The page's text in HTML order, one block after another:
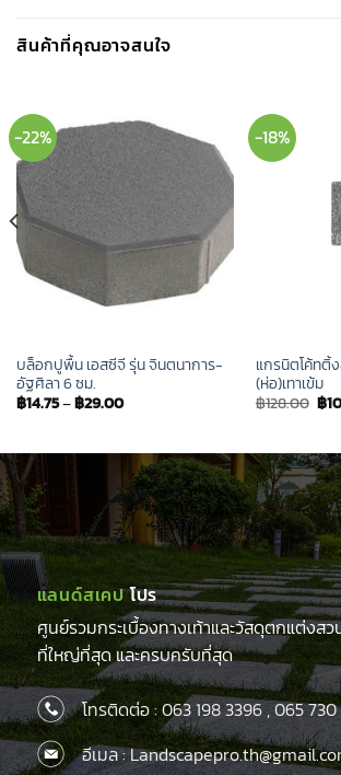
สินค้าที่คุณอาจสนใจ
-22%
บล็อกปูพื้น เอสซีจี รุ่น จินตนาการ-
อัฐศิลา 6 ซม.
฿14.75–฿29.00
-18%
แกรนิตโค้ทติ้
(ห่อ)เทาเข้ม
฿128.00
price
฿
แลนด์สเคปโปร
ศูนย์รวมกระเบื้องทางเท้าและวัสดุตกแต่งสว
ที่ใหญ่ที่สุด และครบครับที่สุด
โทรติดต่อ :063 198 3396,065 730
อีเมล :